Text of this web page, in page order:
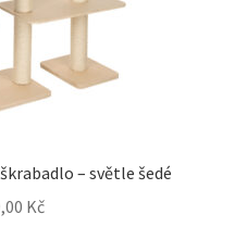
– světle šedé
Kč